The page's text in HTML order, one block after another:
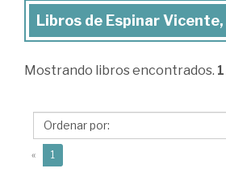
Libros
Espinar
José
Mª
Libros de Espinar Vicente,
Mostrando libros encontrados. 1
« 1